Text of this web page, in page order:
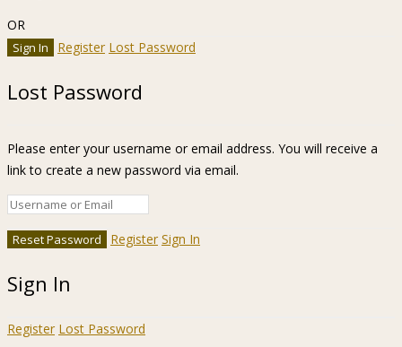
OR
Register Lost Password
Lost Password
Please enter your username or email address. You will receive a
link to create a new password via email.
Register Sign In
Sign In
Register Lost Password